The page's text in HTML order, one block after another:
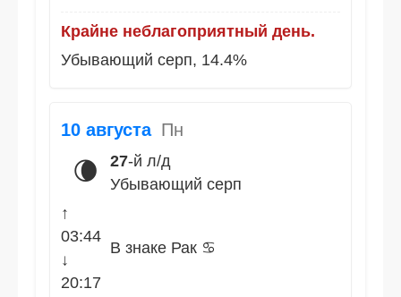
Крайне неблагоприятный день.
Убывающий серп, 14.4%
10 августа Пн
🌘 27-й л/д
Убывающий серп
↑
03:44
↓
20:17
В знаке Рак ♋